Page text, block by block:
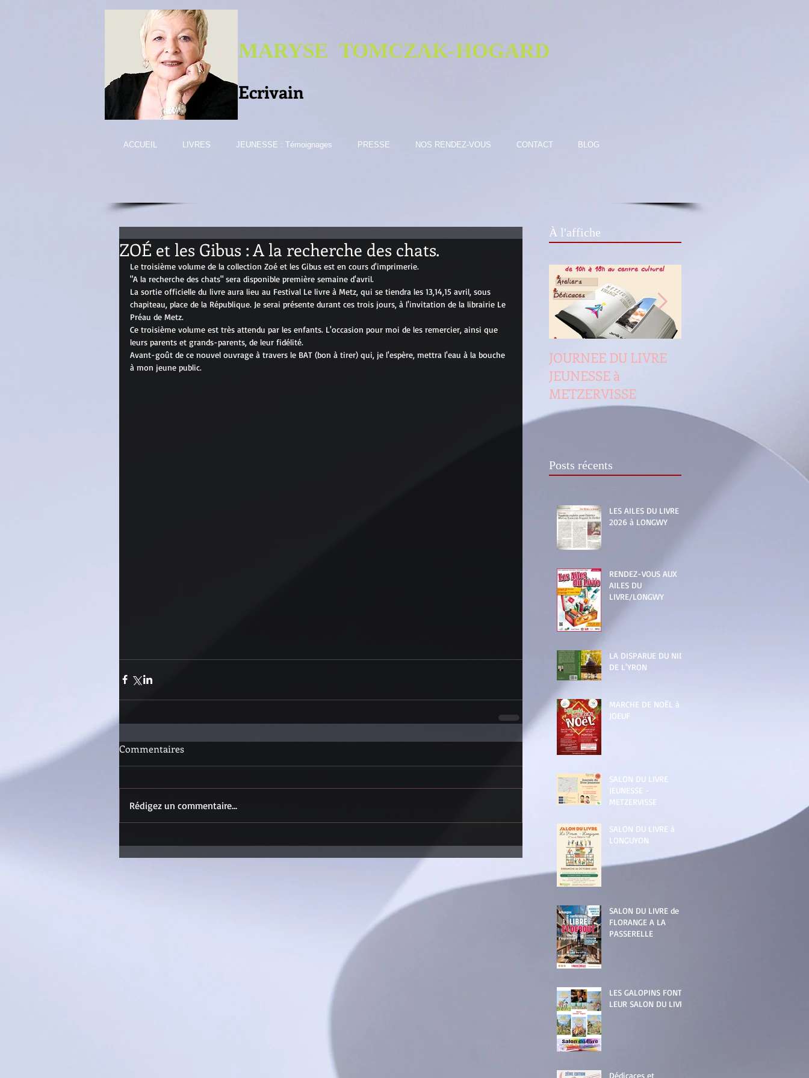
MARYSE TOMCZAK-HOGARD
Ecrivain
ACCUEIL LIVRES JEUNESSE : Témoignages PRESSE NOS RENDEZ-VOUS CONTACT BLOG
ZOÉ et les Gibus : A la recherche des chats.
Le troisième volume de la collection Zoé et les Gibus est en cours d'imprimerie.
"A la recherche des chats" sera disponible première semaine d'avril.
La sortie officielle du livre aura lieu au Festival Le livre à Metz, qui se tiendra les 13,14,15 avril, sous
chapiteau, place de la République. Je serai présente durant ces trois jours, à l'invitation de la librairie Le
Préau de Metz.
Ce troisième volume est très attendu par les enfants. L'occasion pour moi de les remercier, ainsi que
leurs parents et grands-parents, de leur fidélité.
Avant-goût de ce nouvel ouvrage à travers le BAT (bon à tirer) qui, je l'espère, mettra l'eau à la bouche
à mon jeune public.
Commentaires
Rédigez un commentaire...
À l'affiche
JOURNEE DU LIVRE
JEUNESSE à
METZERVISSE
Posts récents
LES AILES DU LIVRE
2026 à LONGWY
RENDEZ-VOUS AUX
AILES DU
LIVRE/LONGWY
LA DISPARUE DU NID
DE L'YRON
MARCHE DE NOËL à
JOEUF
SALON DU LIVRE
JEUNESSE -
METZERVISSE
SALON DU LIVRE à
LONGUYON
SALON DU LIVRE de
FLORANGE A LA
PASSERELLE
LES GALOPINS FONT
LEUR SALON DU LIVRE
Dédicaces et